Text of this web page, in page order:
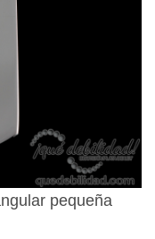
pequeña